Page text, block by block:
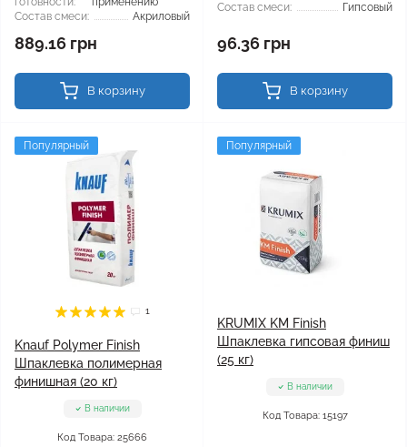
Состав смеси:
Акриловый
889.16 грн
В корзину
Состав смеси: Гипсовый
96.36 грн
В корзину
Популярный
1
Knauf Polymer Finish
Шпаклевка полимерная
финишная (20 кг)
В наличии
Код Товара: 25666
Популярный
KRUMIX KM Finish
Шпаклевка гипсовая финиш
(25 кг)
В наличии
Код Товара: 15197